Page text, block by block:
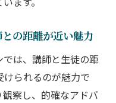
の距離が近い魅力
は、講師と生徒の距
られるのが魅力で
察し、的確なアドバ